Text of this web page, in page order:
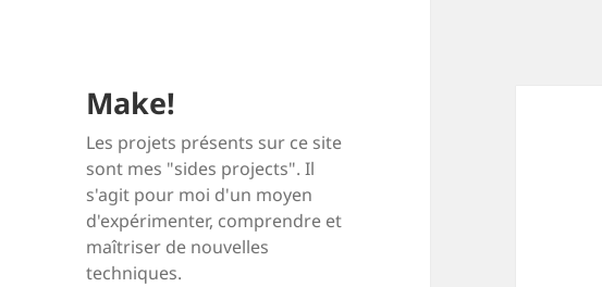
Make!
Les projets présents sur ce site
sont mes "sides projects". Il
s'agit pour moi d'un moyen
d'expérimenter, comprendre et
maîtriser de nouvelles
techniques.